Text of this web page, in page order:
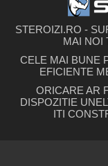
STEROIZI.RO -
MAI NOI
CELE MAI BUNE
EFICIENTE
ORICARE AR
DISPOZITIE
ITI